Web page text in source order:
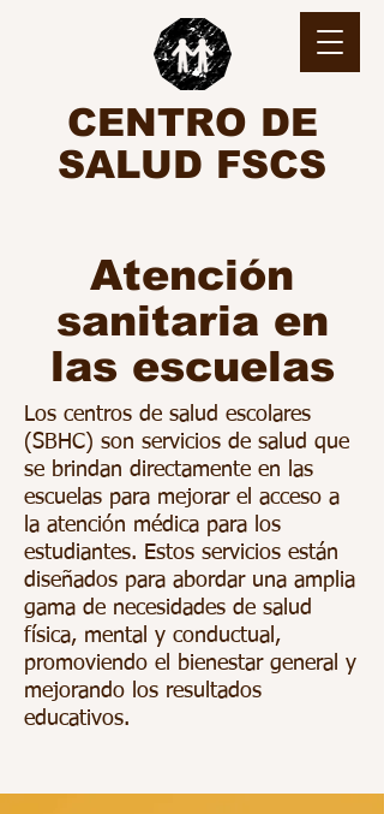
CENTRO DE
SALUD FSCS
Atención
sanitaria en
las escuelas
Los centros de salud escolares
(SBHC) son servicios de salud que
se brindan directamente en las
escuelas para mejorar el acceso a
la atención médica para los
estudiantes. Estos servicios están
diseñados para abordar una amplia
gama de necesidades de salud
física, mental y conductual,
promoviendo el bienestar general y
mejorando los resultados
educativos.